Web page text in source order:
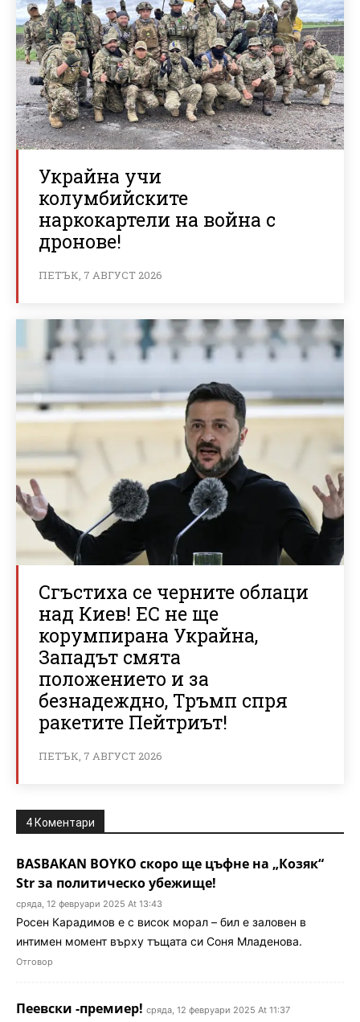
Украйна учи
колумбийските
наркокартели на война с
дронове!
ПЕТЪК, 7 АВГУСТ 2026
Сгъстиха се черните облаци
над Киев! ЕС не ще
корумпирана Украйна,
Западът смята
положението и за
безнадеждно, Тръмп спря
ракетите Пейтриът!
ПЕТЪК, 7 АВГУСТ 2026
4 Коментари
BASBAKAN BOYKO скоро ще цъфнe на „Козяк“
Str за политическо убежище!
сряда, 12 февруари 2025 At 13:43
Росен Карадимов е с висок морал – бил е заловен в
интимен момент върху тъщата си Соня Младенова.
Отговор
Пеевски -премиер! сряда, 12 февруари 2025 At 11:37